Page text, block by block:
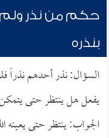
حكم من نذر ولم
بنذره
السؤال: نذر أحدهم نذراً
يفعل هل ينتظر حتى
الجواب: ينتظر حتى